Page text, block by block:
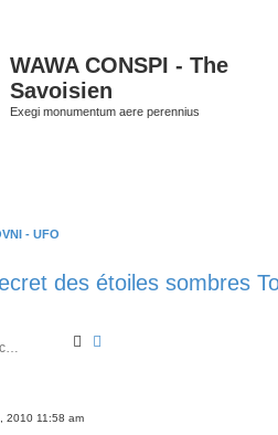
WAWA CONSPI - The
Savoisien
Exegi monumentum aere perennius
- UFO
des étoiles sombres
S
2010 11:58 am